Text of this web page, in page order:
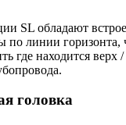
SL обладают
по линии горизонта,
где находится верх
головка